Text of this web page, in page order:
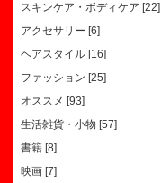
スキンケア・ボディケア [22]
アクセサリー [6]
ヘアスタイル [16]
ファッション [25]
オススメ [93]
生活雑貨・小物 [57]
書籍 [8]
映画 [7]